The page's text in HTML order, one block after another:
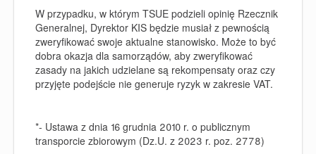
W przypadku, w którym TSUE podzieli opinię Rzecznik
Generalnej, Dyrektor KIS będzie musiał z pewnością
zweryfikować swoje aktualne stanowisko. Może to być
dobra okazja dla samorządów, aby zweryfikować
zasady na jakich udzielane są rekompensaty oraz czy
przyjęte podejście nie generuje ryzyk w zakresie VAT.
*- Ustawa z dnia 16 grudnia 2010 r. o publicznym
transporcie zbiorowym (Dz.U. z 2023 r. poz. 2778)